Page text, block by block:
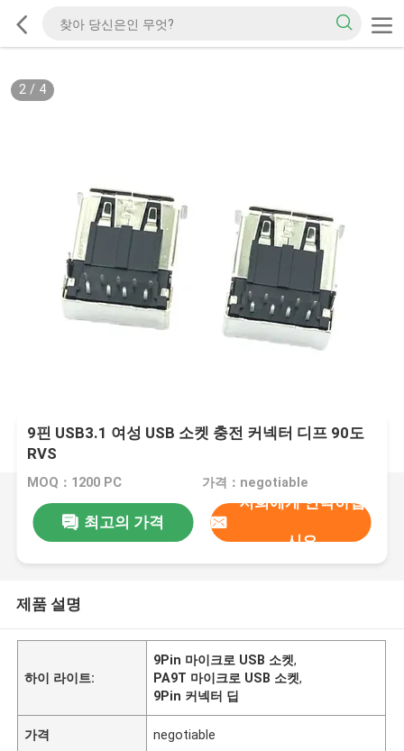
2/ 4
9핀 USB3.1 여성 USB 소켓 충전 커넥터 디프 90도
RVS
MOQ：1200 PC 가격：negotiable
최고의 가격
저희에게 연락하십
시오
제품 설명
하이 라이트:
9Pin 마이크로 USB 소켓,
PA9T 마이크로 USB 소켓,
9Pin 커넥터 딥
가격 negotiable